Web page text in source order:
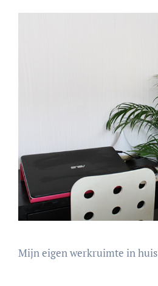
Mijn eigen werkruimte in huis